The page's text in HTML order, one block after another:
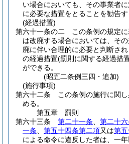
い場合においても、その事業者
に必要な措置をとることを勧告す
(経過措置)
第六十一条の二
この条例の規定
は改廃する場合においては、そ
廃に伴い合理的に必要と判断さ
の経過措置(罰則に関する経過措
ができる。
(昭五二条例三四・追加)
(施行事項)
第六十二条
この条例の施行に関
める。
第五章
罰則
第六十三条
第二十一条 第二十六
一条
第五十四条第二項又は第
による命令に違反した者は、一